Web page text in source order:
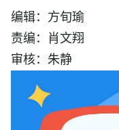
编辑：方旬瑜
责编：肖文翔
审核：朱静